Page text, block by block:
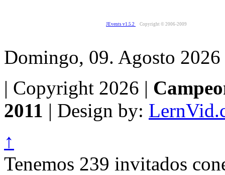
JEvents v1.5.2 Copyright © 2006-2009
Domingo, 09. Agosto 2026
| Copyright 2026 |
2011 | Design by:
↑
Tenemos 239 invitados